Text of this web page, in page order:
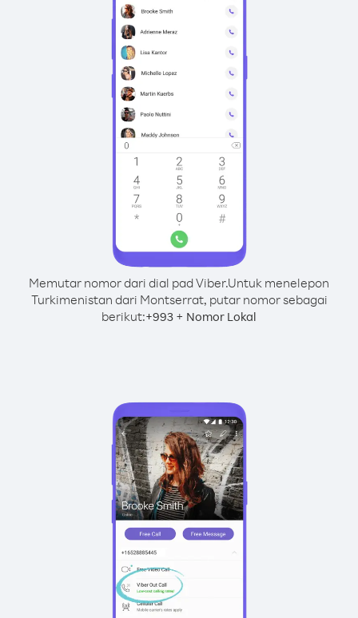
Memutar nomor dari dial pad Viber.Untuk menelepon
Turkimenistan dari Montserrat, putar nomor sebagai
berikut:+993 + Nomor Lokal